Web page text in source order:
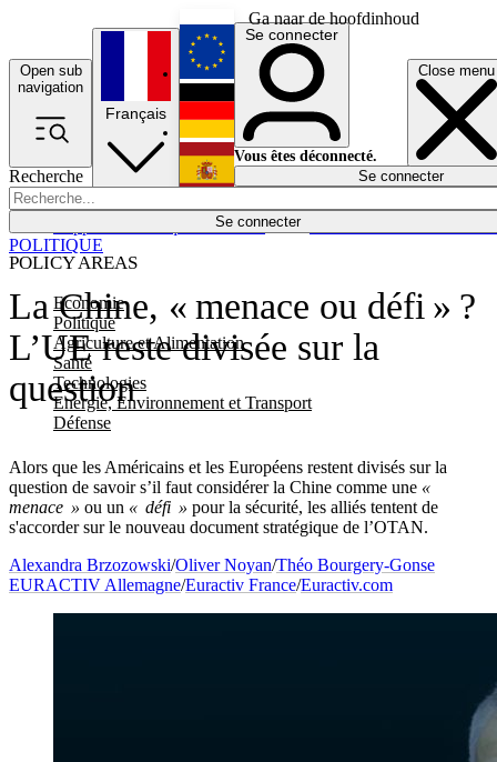
Ga naar de hoofdinhoud
Open sub
navigation
Close menu
Recherche
Se connecter
POLICY AREAS
Economie
Politique
Agriculture et Alimentation
Santé
Technologies
Energie, Environnement et Transport
Défense
Économie
Français
English
Deutsch
Español
Se connecter
Vous êtes déconnecté.
Se connecter
La Chine, « menace ou défi » ?
L’UE reste divisée sur la
question
Alors que les Américains et les Européens restent divisés sur la
question de savoir s’il faut considérer la Chine comme une «
menace » ou un « défi » pour la sécurité, les alliés tentent de
s'accorder sur le nouveau document stratégique de l’OTAN.
POLITIQUE
Alexandra Brzozowski/Oliver Noyan/Théo Bourgery-Gonse
EURACTIV Allemagne/Euractiv France/Euractiv.com